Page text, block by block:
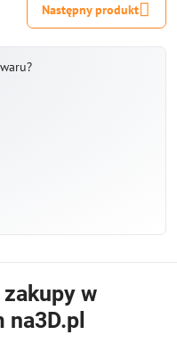
Następny produkt
w